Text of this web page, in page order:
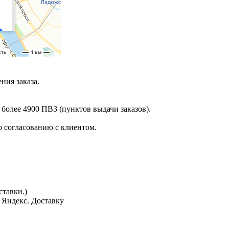
заказа.
4900 ПВЗ (пунктов выдачи заказов).
с клиентом.
Яндекс. Доставку